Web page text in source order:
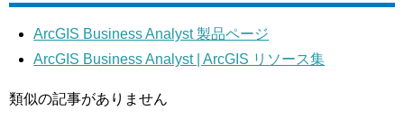
ArcGIS Business Analyst 製品ページ
ArcGIS Business Analyst | ArcGIS リソース集
類似の記事がありません